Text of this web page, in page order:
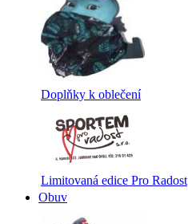
Doplňky k oblečení
Limitovaná edice Pro Radost
Obuv